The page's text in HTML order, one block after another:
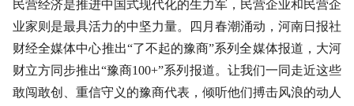
民营经济是推进中国式现代化的生力军，民营企业和民营企
业家则是最具活力的中坚力量。四月春潮涌动，河南日报社
财经全媒体中心推出“了不起的豫商”系列全媒体报道，大河
财立方同步推出“豫商100+”系列报道。让我们一同走近这些
敢闯敢创、重信守义的豫商代表，倾听他们搏击风浪的动人